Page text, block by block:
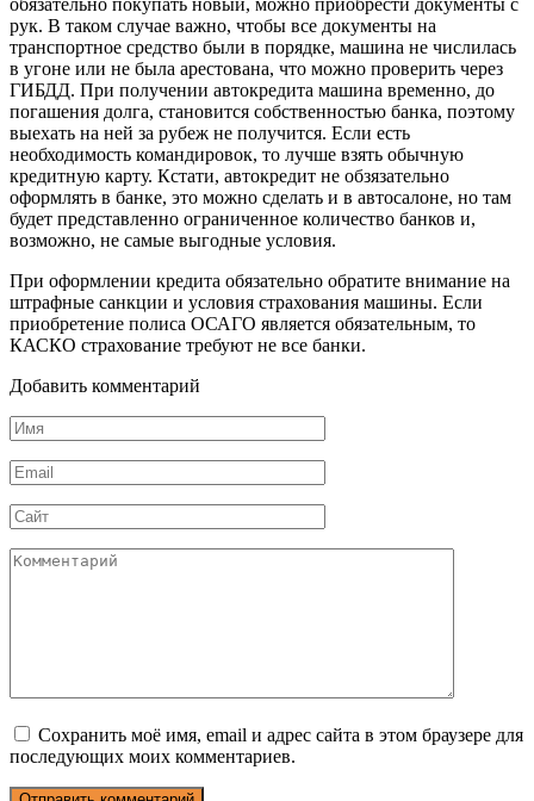
рук. В таком случае важно, чтобы все документы на
транспортное средство были в порядке, машина не числилась
в угоне или не была арестована, что можно проверить через
ГИБДД. При получении автокредита машина временно, до
погашения долга, становится собственностью банка, поэтому
выехать на ней за рубеж не получится. Если есть
необходимость командировок, то лучше взять обычную
кредитную карту. Кстати, автокредит не обзязательно
оформлять в банке, это можно сделать и в автосалоне, но там
будет представленно ограниченное количество банков и,
возможно, не самые выгодные условия.
При оформлении кредита обязательно обратите внимание на
штрафные санкции и условия страхования машины. Если
приобретение полиса ОСАГО является обязательным, то
КАСКО страхование требуют не все банки.
Добавить комментарий
Имя
*
Email
*
Сайт
Комментарий
Сохранить моё имя, email и адрес сайта в этом браузере для
последующих моих комментариев.